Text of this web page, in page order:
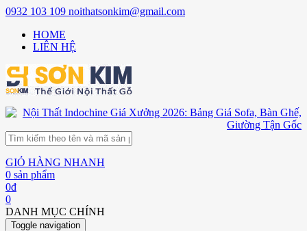
0932 103 109 noithatsonkim@gmail.com
HOME
LIÊN HỆ
GIỎ HÀNG NHANH
0 sản phẩm
0đ
0
DANH MỤC CHÍNH
Toggle navigation